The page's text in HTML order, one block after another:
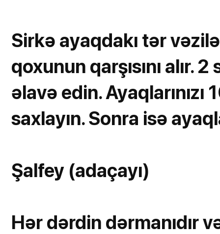
Sirkə ayaqdakı tər
qoxunun qarşısını alır.
əlavə edin.
saxlayın. Sonra isə
Şalfey (adaçayı)
Hər dərdin dərmanıdır